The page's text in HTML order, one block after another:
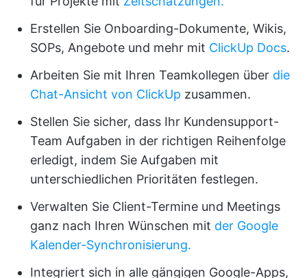
Erstellen Sie Onboarding-Dokumente, Wikis,
SOPs, Angebote und mehr mit ClickUp Docs.
Arbeiten Sie mit Ihren Teamkollegen über die
Chat-Ansicht von ClickUp zusammen.
Stellen Sie sicher, dass Ihr Kundensupport-
Team Aufgaben in der richtigen Reihenfolge
erledigt, indem Sie Aufgaben mit
unterschiedlichen Prioritäten festlegen.
Verwalten Sie Client-Termine und Meetings
ganz nach Ihren Wünschen mit der Google
Kalender-Synchronisierung.
Integriert sich in alle gängigen Google-Apps,